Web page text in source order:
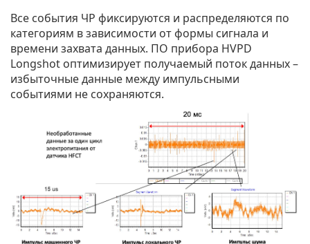
Все события ЧР фиксируются и распределяются по
категориям в зависимости от формы сигнала и
времени захвата данных. ПО прибора HVPD
Longshot оптимизирует получаемый поток данных –
избыточные данные между импульсными
событиями не сохраняются.